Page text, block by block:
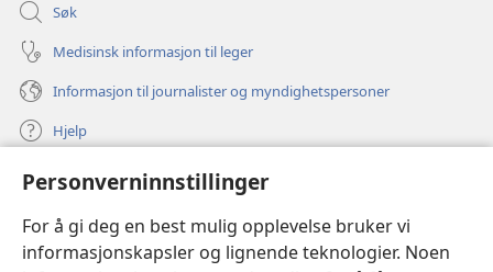
Personverninnstillinger
For å gi deg en best mulig opplevelse bruker vi
informasjonskapsler og lignende teknologier. Noen
Søk
Medisinsk informasjon til leger
Informasjon til journalister og myndighetspersoner
Hjelp
Bidrag
(åpner
nytt
vindu)Watchtower ONLINE LIBRARY™
(åpner